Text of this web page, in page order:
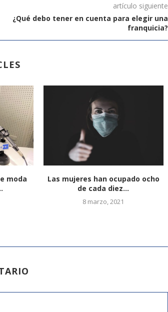
artículo siguiente
¿Qué debo tener en cuenta para elegir una
franquicia?
moda
Las mujeres han ocupado ocho
de cada diez...
8 marzo, 2021